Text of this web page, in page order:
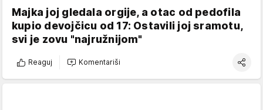
Majka joj gledala orgije, a otac od pedofila
kupio devojčicu od 17: Ostavili joj sramotu,
svi je zovu "najružnijom"
Reaguj Komentariši